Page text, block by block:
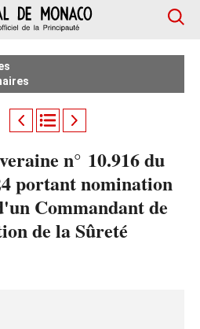
n° 10.916 du
portant nomination
Commandant de
de la Sûreté